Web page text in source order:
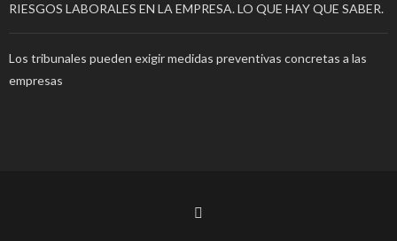
RIESGOS LABORALES EN LA EMPRESA. LO QUE HAY QUE SABER.
Los tribunales pueden exigir medidas preventivas concretas a las
empresas